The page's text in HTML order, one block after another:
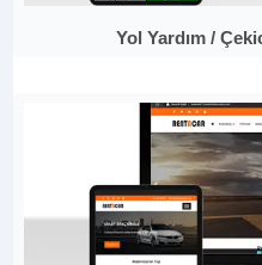
Yol Yardım /